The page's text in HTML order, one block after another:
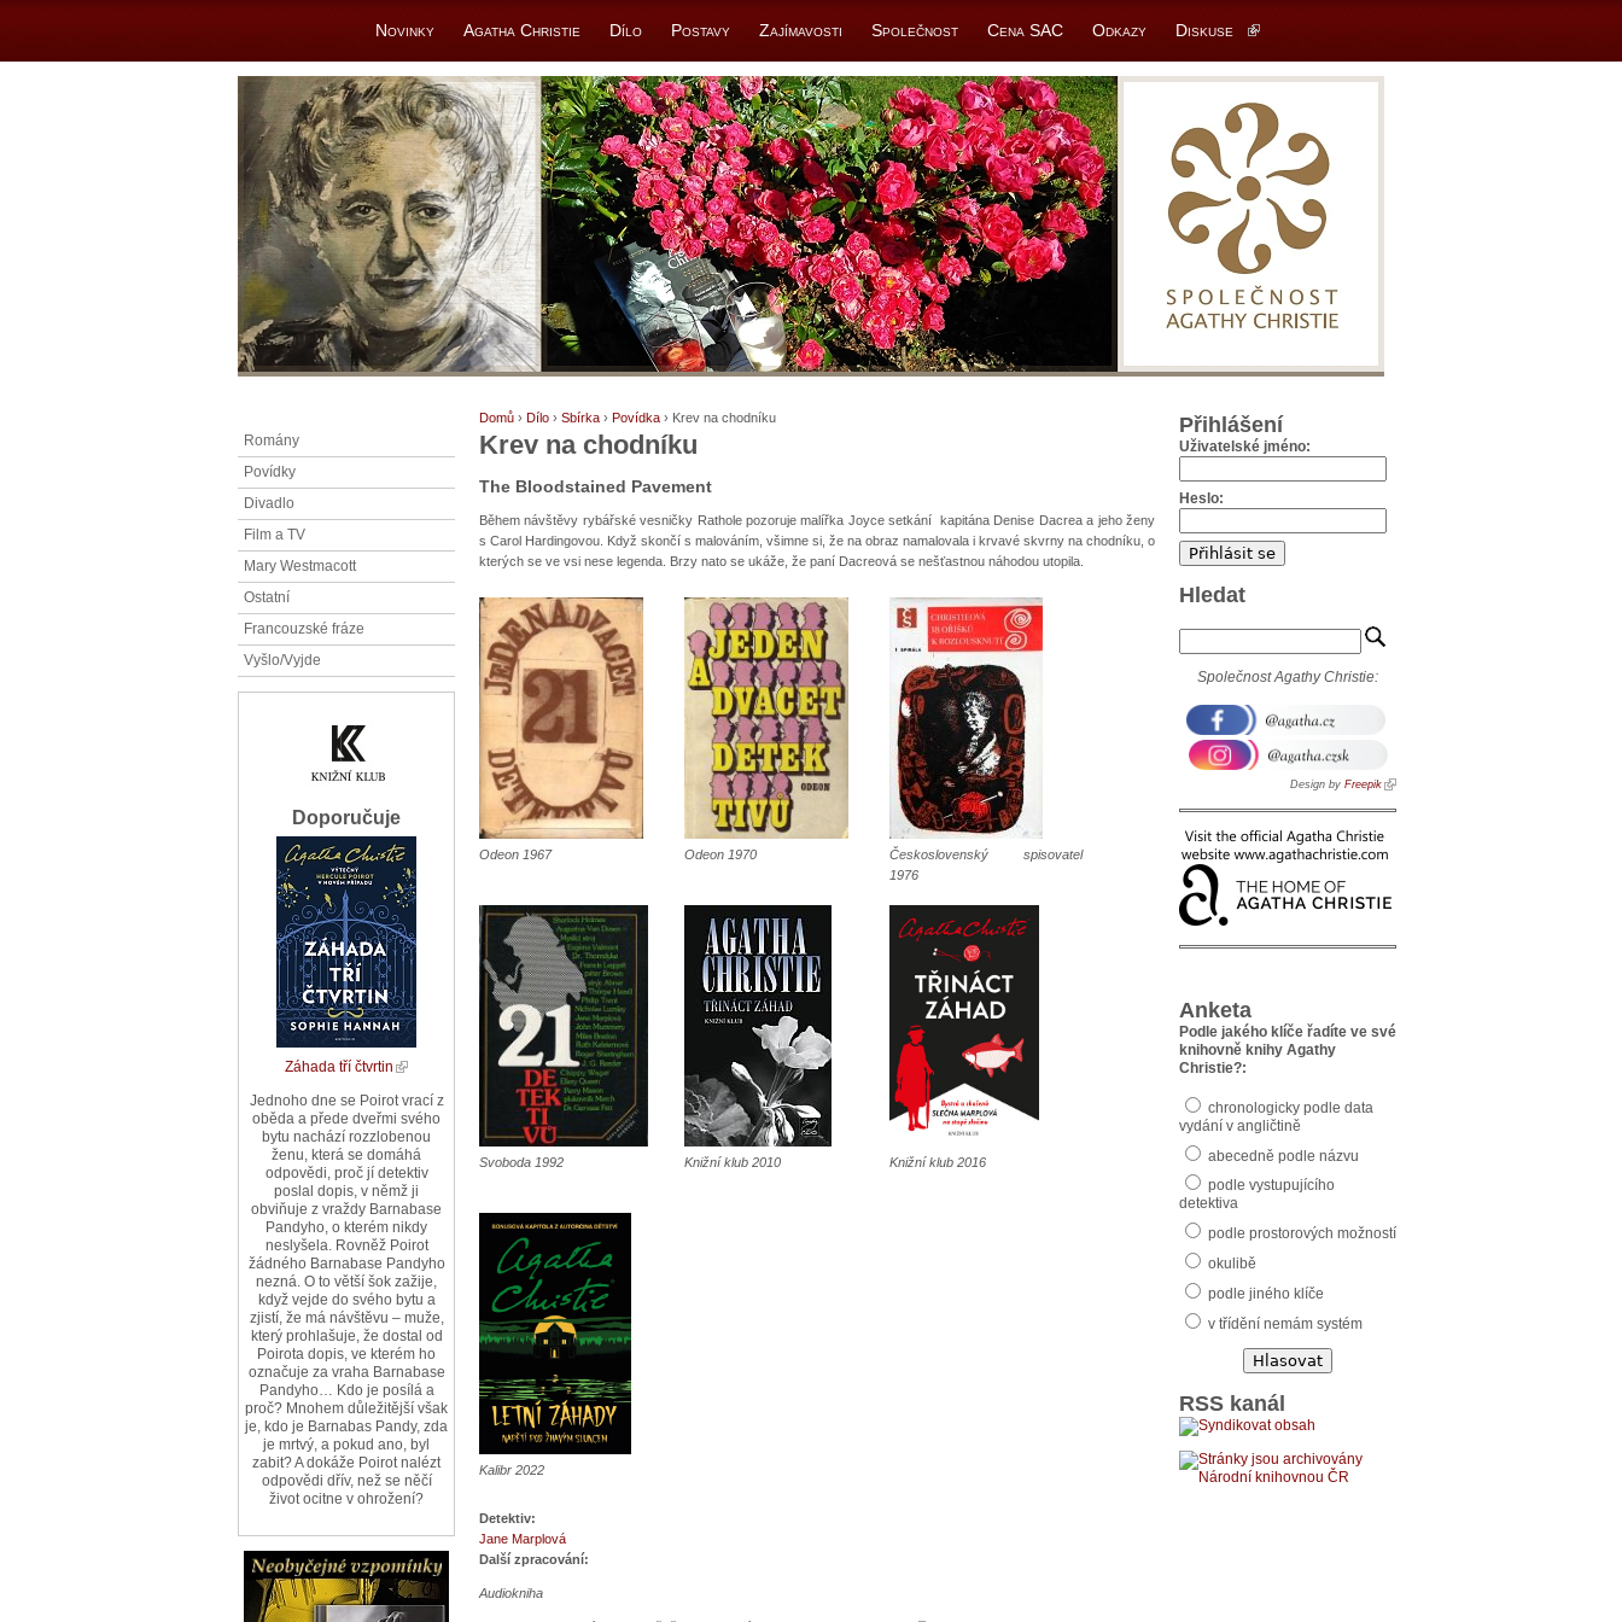
Novinky Agatha Christie Dílo Postavy Zajímavosti Společnost Cena SAC Odkazy Diskuse
Domů › Dílo › Sbírka › Povídka › Krev na chodníku
Krev na chodníku
The Bloodstained Pavement
Během návštěvy rybářské vesničky Rathole pozoruje malířka Joyce setkání kapitána Denise Dacrea a jeho ženy
s Carol Hardingovou. Když skončí s malováním, všimne si, že na obraz namalovala i krvavé skvrny na chodníku, o
kterých se ve vsi nese legenda. Brzy nato se ukáže, že paní Dacreová se nešťastnou náhodou utopila.
Odeon 1967 Odeon 1970
Československý spisovatel
1976
Svoboda 1992 Knižní klub 2010 Knižní klub 2016
Kalibr 2022
Detektiv:
Jane Marplová
Další zpracování:
Audiokniha
Romány
Povídky
Divadlo
Film a TV
Mary Westmacott
Ostatní
Francouzské fráze
Vyšlo/Vyjde
Doporučuje
Záhada tří čtvrtin
Jednoho dne se Poirot vrací z
oběda a přede dveřmi svého
bytu nachází rozzlobenou
ženu, která se domáhá
odpovědi, proč jí detektiv
poslal dopis, v němž ji
obviňuje z vraždy Barnabase
Pandyho, o kterém nikdy
neslyšela. Rovněž Poirot
žádného Barnabase Pandyho
nezná. O to větší šok zažije,
když vejde do svého bytu a
zjistí, že má návštěvu – muže,
který prohlašuje, že dostal od
Poirota dopis, ve kterém ho
označuje za vraha Barnabase
Pandyho… Kdo je posílá a
proč? Mnohem důležitější však
je, kdo je Barnabas Pandy, zda
je mrtvý, a pokud ano, byl
zabit? A dokáže Poirot nalézt
odpovědi dřív, než se něčí
život ocitne v ohrožení?
Přihlášení
Uživatelské jméno:
Heslo:
Hledat
Společnost Agathy Christie:
Design by Freepik
Anketa
Podle jakého klíče řadíte ve své
knihovně knihy Agathy
Christie?:
chronologicky podle data
vydání v angličtině
abecedně podle názvu
podle vystupujícího
detektiva
podle prostorových možností
okulibě
podle jiného klíče
v třídění nemám systém
RSS kanál